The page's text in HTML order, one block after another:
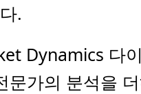
.
Dynamics 다
문가의 분석을